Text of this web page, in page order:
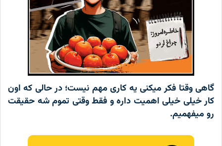
گاهی وقتا فکر میکنی یه کاری مهم نیست؛ در حالی که اون
کار خیلی خیلی اهمیت داره و فقط وقتی تموم شه حقیقت
رو میفهمیم.